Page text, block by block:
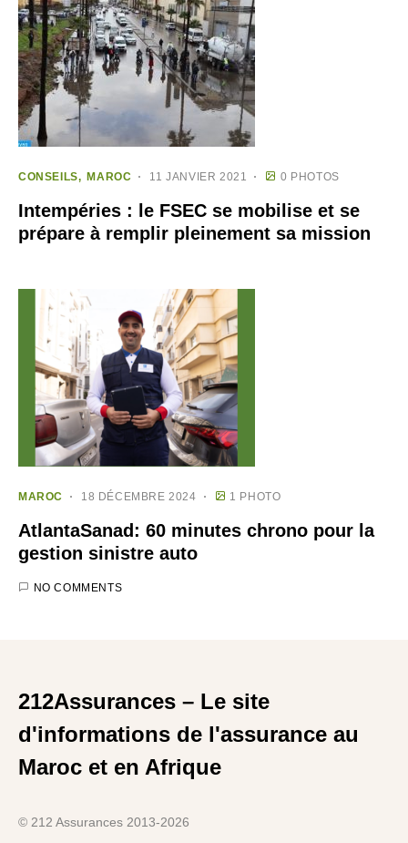
CONSEILS MAROC 11 JANVIER 2021 0 PHOTOS
Intempéries : le FSEC se mobilise et se
prépare à remplir pleinement sa mission
MAROC 18 DÉCEMBRE 2024 1 PHOTO
AtlantaSanad: 60 minutes chrono pour la
gestion sinistre auto
NO COMMENTS
212Assurances – Le site
d'informations de l'assurance au
Maroc et en Afrique
© 212 Assurances 2013-2026